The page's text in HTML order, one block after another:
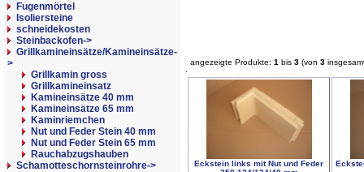
Fugenmörtel
Isoliersteine
schneidekosten
Steinbackofen->
Grillkamineinsätze/Kamineinsätze-
>
Grillkamin gross
Grillkamineinsatz
Kamineinsätze 40 mm
Kamineinsätze 65 mm
Kaminriemchen
Nut und Feder Stein 40 mm
Nut und Feder Stein 65 mm
Rauchabzugshauben
Schamotteschornsteinrohre->
angezeigte Produkte: 1 bis 3 (von 3
Eckstein links mit Nut und Feder